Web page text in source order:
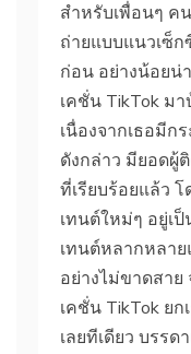
สำหรับเพื่อนๆ ค
ถ่ายแบบแนวเซ็ก
ก่อน อย่างน้อยน่
เคชั่น TikTok ม
เนื่องจากเธอมีก
ดังกล่าว มียอดผู้
ที่เรียบร้อยแล้ว
เทนต์ใหม่ๆ อยู่เ
เทนต์หลากหลา
อย่างไม่ขาดสาย
เคชั่น TikTok ย
เลยทีเดียว บรร